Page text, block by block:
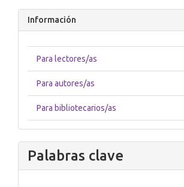
Información
Para lectores/as
Para autores/as
Para bibliotecarios/as
Palabras clave